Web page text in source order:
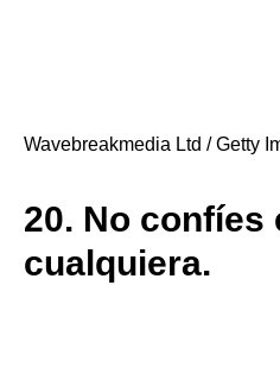
Wavebreakmedia Ltd / Getty
20. No confíes
cualquiera.